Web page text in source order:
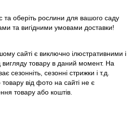
оберіть рослини для вашого саду
та вигідними умовами доставки!
сайті є виключно ілюстративними і
вигляду товару в даний момент. На
сезонніть, сезонні стрижки і т.д.
товару від фото на сайті не є
товару або коштів.